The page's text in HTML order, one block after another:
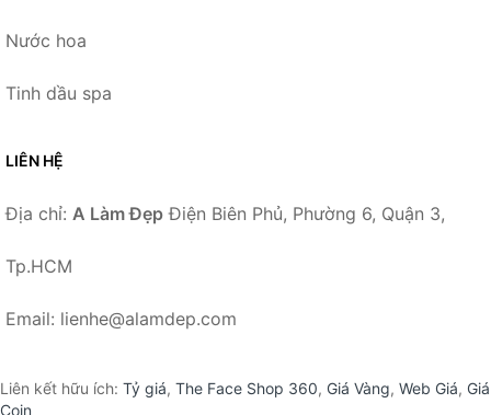
Nước hoa
Tinh dầu spa
LIÊN HỆ
Địa chỉ: A Làm Đẹp Điện Biên Phủ, Phường 6, Quận 3,
Tp.HCM
Email: lienhe@alamdep.com
Liên kết hữu ích: Tỷ giá, The Face Shop 360, Giá Vàng, Web Giá, Giá
Coin